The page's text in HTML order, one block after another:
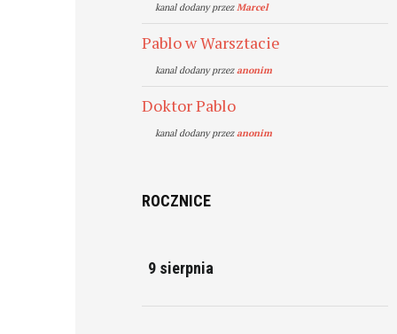
kanal dodany przezMarcel
Pablo w Warsztacie
kanal dodany przezanonim
Doktor Pablo
kanal dodany przezanonim
ROCZNICE
9 sierpnia